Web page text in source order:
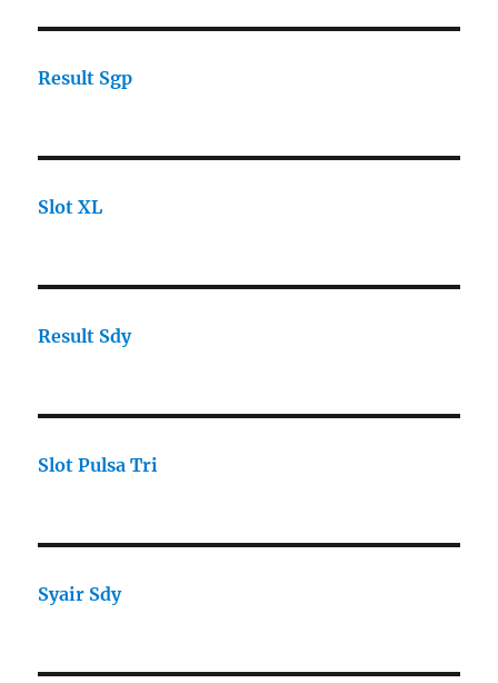
Result Sgp
Slot XL
Result Sdy
Slot Pulsa Tri
Syair Sdy